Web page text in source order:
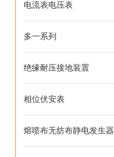
电流表电压表
多一系列
绝缘耐压接地装置
相位伏安表
熔喷布无纺布静电发生器